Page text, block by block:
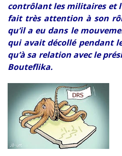
contrôlant les militaires et
fait très attention à son
qu’il a eu dans le
qui avait décollé pendant
qu’à sa relation avec le
Bouteflika.